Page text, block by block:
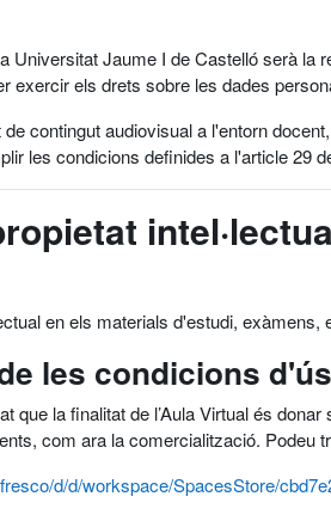
Universitat Jaume I de Castelló serà la
exercir els drets sobre les dades
contingut audiovisual a l'entorn
les condicions definides a l'article 29
en els materials d'estudi, exàmens,
les condicions d'ús
que la finalitat de l’Aula Virtual és
com ara la comercialització. Podeu
d/d/workspace/SpacesStore/